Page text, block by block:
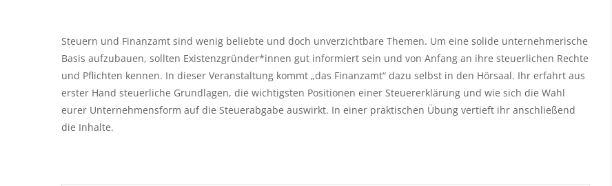
Steuern und Finanzamt sind wenig beliebte und doch unverzichtbare Themen. Um eine solide unternehmerische
Basis aufzubauen, sollten Existenzgründer*innen gut informiert sein und von Anfang an ihre steuerlichen Rechte
und Pflichten kennen. In dieser Veranstaltung kommt „das Finanzamt“ dazu selbst in den Hörsaal. Ihr erfahrt aus
erster Hand steuerliche Grundlagen, die wichtigsten Positionen einer Steuererklärung und wie sich die Wahl
eurer Unternehmensform auf die Steuerabgabe auswirkt. In einer praktischen Übung vertieft ihr anschließend
die Inhalte.